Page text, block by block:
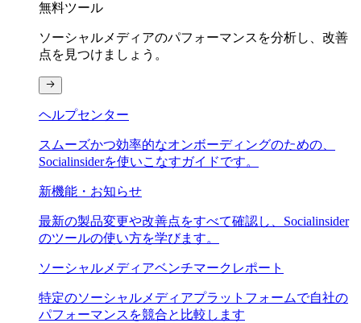
無料ツール
ソーシャルメディアのパフォーマンスを分析し、改善
点を見つけましょう。
ヘルプセンター
スムーズかつ効率的なオンボーディングのための、
Socialinsiderを使いこなすガイドです。
新機能・お知らせ
最新の製品変更や改善点をすべて確認し、Socialinsider
のツールの使い方を学びます。
ソーシャルメディアベンチマークレポート
特定のソーシャルメディアプラットフォームで自社の
パフォーマンスを競合と比較します